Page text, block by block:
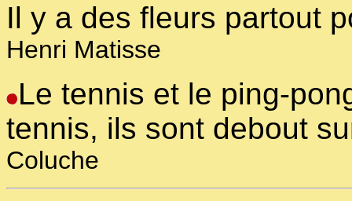
Il y a des fleurs partout
Henri Matisse
Le tennis et le ping-
tennis, ils sont debout
Coluche